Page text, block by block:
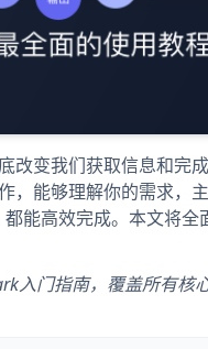
变我们获取信息和完
能够理解你的需求，
能高效完成。本文将
入门指南，覆盖所有核